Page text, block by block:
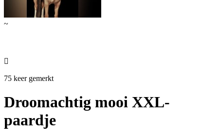
~

75 keer gemerkt
Droomachtig mooi XXL-
paardje